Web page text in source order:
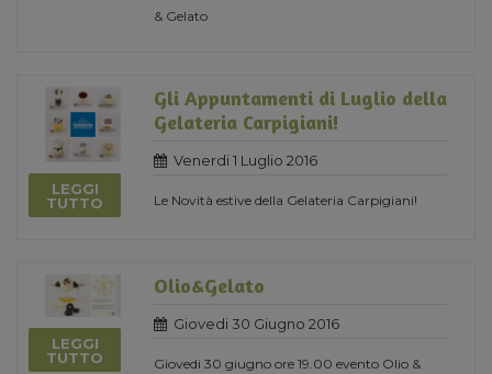
& Gelato
LEGGI
TUTTO
Gli Appuntamenti di Luglio della
Gelateria Carpigiani!
Venerdi 1 Luglio 2016
Le Novità estive della Gelateria Carpigiani!
LEGGI
TUTTO
Olio&Gelato
Giovedi 30 Giugno 2016
Giovedi 30 giugno ore 19.00 evento Olio &